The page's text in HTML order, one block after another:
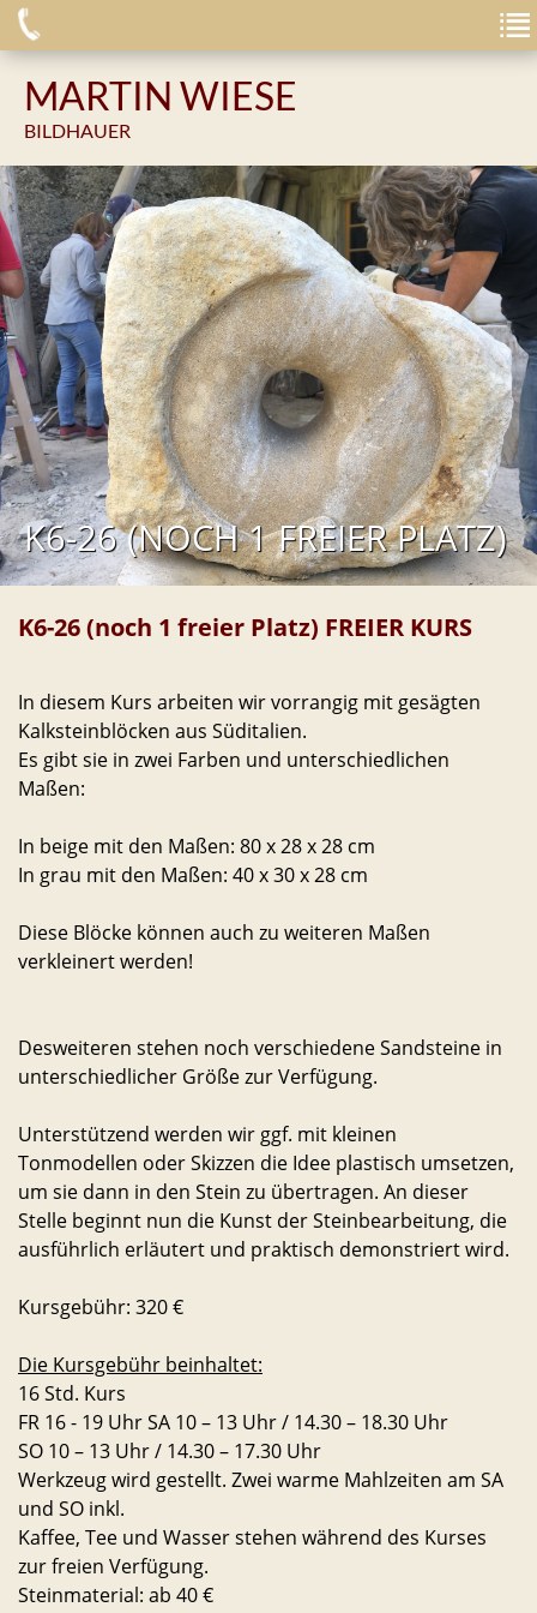
MARTIN WIESE
BILDHAUER
K6-26 (NOCH 1 FREIER PLATZ)
K6-26 (noch 1 freier Platz) FREIER KURS
In diesem Kurs arbeiten wir vorrangig mit gesägten
Kalksteinblöcken aus Süditalien.
Es gibt sie in zwei Farben und unterschiedlichen
Maßen:
In beige mit den Maßen: 80 x 28 x 28 cm
In grau mit den Maßen: 40 x 30 x 28 cm
Diese Blöcke können auch zu weiteren Maßen
verkleinert werden!
Desweiteren stehen noch verschiedene Sandsteine in
unterschiedlicher Größe zur Verfügung.
Unterstützend werden wir ggf. mit kleinen
Tonmodellen oder Skizzen die Idee plastisch umsetzen,
um sie dann in den Stein zu übertragen. An dieser
Stelle beginnt nun die Kunst der Steinbearbeitung, die
ausführlich erläutert und praktisch demonstriert wird.
Kursgebühr: 320 €
Die Kursgebühr beinhaltet:
16 Std. Kurs
FR 16 - 19 Uhr SA 10 – 13 Uhr / 14.30 – 18.30 Uhr
SO 10 – 13 Uhr / 14.30 – 17.30 Uhr
Werkzeug wird gestellt. Zwei warme Mahlzeiten am SA
und SO inkl.
Kaffee, Tee und Wasser stehen während des Kurses
zur freien Verfügung.
Steinmaterial: ab 40 €